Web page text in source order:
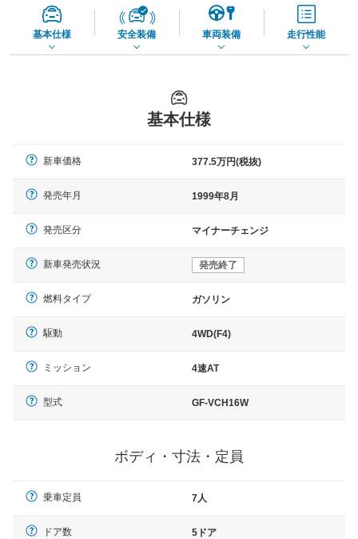
基本仕様 安全装備 車両装備 走行性能
基本仕様
新車価格 377.5万円(税抜)
発売年月 1999年8月
発売区分 マイナーチェンジ
新車発売状況 発売終了
燃料タイプ ガソリン
駆動 4WD(F4)
ミッション 4速AT
型式 GF-VCH16W
ボディ・寸法・定員
乗車定員 7人
ドア数 5ドア